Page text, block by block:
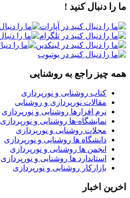
ما را دنبال کنید !
همه چیز راجع به روشنایی
کتاب روشنایی و نورپردازی
مقالات نورپردازی و روشنایی
نرم افزارها روشنایی و نورپردازی
نمایشگاه-ها روشنایی و نورپردازی
مجلات روشنایی و نورپردازی
دانشگاه ها روشنایی و نورپردازی
انجمن ها روشنایی و نورپردازی
استاندارد ها روشنایی و نورپردازی
بازارکار روشنایی و نورپردازی
اخرین اخبار